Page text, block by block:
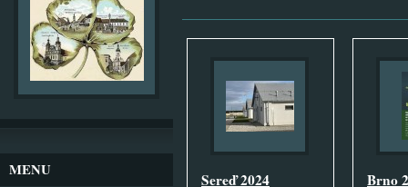
Sereď 2024 Brno
MENU